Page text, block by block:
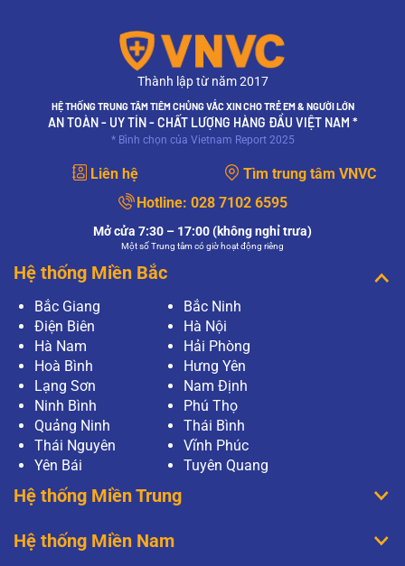
Thành lập từ năm 2017
HỆ THỐNG TRUNG TÂM TIÊM CHỦNG VẮC XIN CHO TRẺ EM & NGƯỜI LỚN
AN TOÀN - UY TÍN - CHẤT LƯỢNG HÀNG ĐẦU VIỆT NAM *
* Bình chọn của Vietnam Report 2025
Liên hệ
Tìm trung tâm VNVC
Hotline: 028 7102 6595
Mở cửa 7:30 – 17:00 (không nghỉ trưa)
Một số Trung tâm có giờ hoạt động riêng
Hệ thống Miền Bắc
Bắc Giang
Bắc Ninh
Điện Biên
Hà Nội
Hà Nam
Hải Phòng
Hoà Bình
Hưng Yên
Lạng Sơn
Nam Định
Ninh Bình
Phú Thọ
Quảng Ninh
Thái Bình
Thái Nguyên
Vĩnh Phúc
Yên Bái
Tuyên Quang
Hệ thống Miền Trung
Hệ thống Miền Nam